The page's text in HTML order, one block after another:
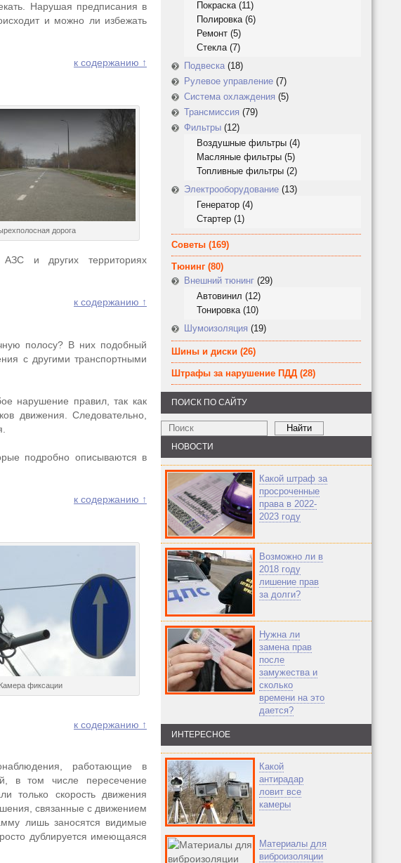
Нарушая предписания в
и можно ли избежать
к содержанию ↑
дорога
и других территориях
к содержанию ↑
полосу? В них подобный
с другими транспортными
нарушение правил, так как
движения. Следовательно,
подробно описываются в
к содержанию ↑
Камера фиксации
к содержанию ↑
работающие в
в том числе пересечение
только скорость движения
связанные с движением
лишь заносятся видимые
дублируется имеющаяся
Покраска(11)
Полировка(6)
Ремонт (5)
Стекла(7)
Подвеска (18)
Рулевое управление (7)
Система охлаждения (5)
Трансмиссия (79)
Фильтры (12)
Воздушные фильтры (4)
Масляные фильтры (5)
Топливные фильтры (2)
Электрооборудование (13)
Генератор (4)
Стартер (1)
Советы (169)
Тюнинг (80)
Внешний тюнинг (29)
Автовинил (12)
Тонировка(10)
Шумоизоляция (19)
Шины и диски (26)
Штрафы за нарушение ПДД (28)
ПОИСК ПО САЙТУ
НОВОСТИ
Какой штраф за
просроченные
права в 2022-
2023 году
Возможно ли в
2018 году
лишение прав
за долги?
Нужна ли
замена прав
после
замужества и
сколько
времени на это
дается?
ИНТЕРЕСНОЕ
Какой
антирадар
ловит все
камеры
Материалы для
виброизоляции